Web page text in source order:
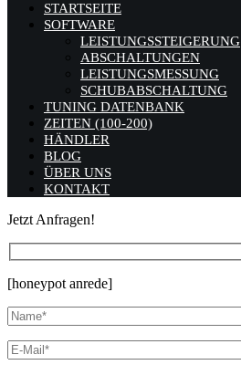
STARTSEITE
SOFTWARE
LEISTUNGSSTEIGERUNG
ABSCHALTUNGEN
LEISTUNGSMESSUNG
SCHUBABSCHALTUNG
TUNING DATENBANK
ZEITEN (100-200)
HÄNDLER
BLOG
ÜBER UNS
KONTAKT
Jetzt Anfragen!
[honeypot anrede]